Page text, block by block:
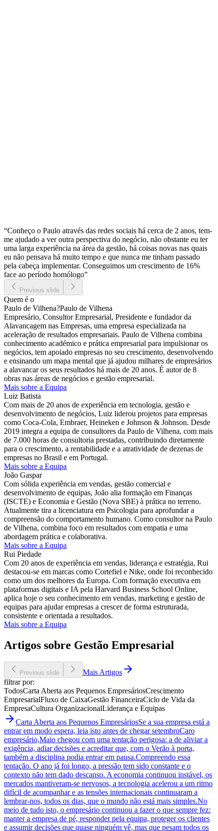
“Conheço o Paulo através das redes sociais há cerca de 2 anos, tem-
me ajudado a ver outra perspectiva do negócio, não obstante eu ter
uma larga experiência na área da gestão, há coisas novas nas quais
eu não pensava há muito tempo e que nunca me tinham passado
pela cabeça implementar. Conseguimos um crescimento de 16%
face ao período homólogo”
Previous slide
Quem é o
Paulo de Vilhena?Paulo de Vilhena
Empresário, Consultor Empresarial, Presidente e fundador da
Alavancagem nas Empresas, uma empresa especializada na
aceleração de resultados empresariais. Paulo de Vilhena combina
conhecimento académico e prática empresarial para impulsionar os
negócios, tem apoiado empresas no seu crescimento, desenvolvendo
e ensinando um mapa mental que já ajudou milhares de empresários
a alavancar os seus resultados há mais de 20 anos. É autor de 8
obras nas áreas de negócios e gestão empresarial.
Mais sobre a Equipa
Luiz Batista
Com mais de 20 anos de experiência em tecnologia, gestão e
desenvolvimento de negócios, Luiz liderou projetos para empresas
como Coca-Cola, Embraer, Heineken e Johnson & Johnson. Desde
2019 integra a equipa de consultores da Paulo de Vilhena, com mais
de 7.000 horas de consultoria prestadas, contribuindo diretamente
para o crescimento, a rentabilidade e a atratividade de dezenas de
empresas no Brasil e em Portugal.
Mais sobre a Equipa
João Gaspar
Com sólida experiência em vendas, gestão comercial e
desenvolvimento de equipas, João alia formação em Finanças
(ISCTE) e Economia e Gestão (Nova SBE) à prática no terreno.
Atualmente tira a licenciatura em Psicologia para aprofundar a
compreensão do comportamento humano. Como consultor na Paulo
de Vilhena, combina foco em resultados com empatia e uma
abordagem prática e colaborativa.
Mais sobre a Equipa
Rui Piedade
Com 20 anos de experiência em vendas, liderança e estratégia, Rui
destacou-se em marcas como Cortefiel e Nike, onde foi reconhecido
como um dos melhores da Europa. Com formação executiva em
plataformas digitais e IA pela Harvard Business School Online,
aplica hoje o seu conhecimento em vendas, marketing e gestão de
equipas para ajudar empresas a crescer de forma estruturada,
consistente e orientada a resultados.
Mais sobre a Equipa
Artigos sobre Gestão Empresarial
Previous slide
Mais Artigos
filtrar por:
TodosCarta Aberta aos Pequenos EmpresáriosCrescimento
EmpresarialFluxo de CaixaGestão FinanceiraCiclo de Vida da
EmpresaCultura OrganizacionalLiderança e Equipas
Carta Aberta aos Pequenos EmpresáriosSe a sua empresa está a
entrar em modo espera, leia isto antes de chegar setembroCaro
empresário,Maio chegou com uma tentação perigosa: a de aliviar a
exigência, adiar decisões e acreditar que, com o Verão à porta,
também a disciplina podia entrar em pausa.Compreendo essa
tentação. O ano já foi longo, a pressão tem sido constante e o
contexto não tem dado descanso. A economia continuou instável, os
mercados mantiveram-se nervosos, a tecnologia acelerou a um ritmo
difícil de acompanhar e as tensões internacionais continuaram a
lembrar-nos, todos os dias, que o mundo não está mais simples.No
meio de tudo isto, o empresário continuou a fazer o que sempre fez:
manter a empresa de pé, responder pela equipa, proteger os clientes
e assumir decisões que quase ninguém vê, mas que pesam todos os